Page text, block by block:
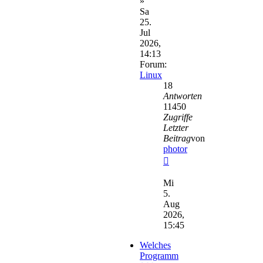
Sa
25.
Jul
2026,
14:13
Forum:
Linux
18
Antworten
11450
Zugriffe
Letzter
Beitragvon
photor
Beitrag
Mi
5.
Aug
2026,
15:45
Welches
Programm